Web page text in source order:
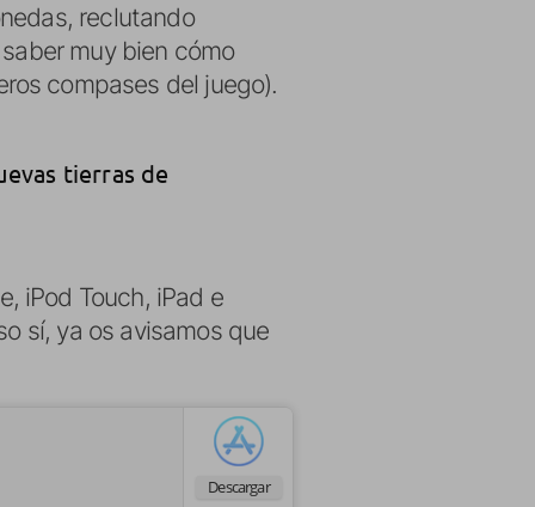
reclutando
muy bien cómo
compases del juego).
tierras de
iPod Touch, iPad e
sí, ya os avisamos que
Descargar